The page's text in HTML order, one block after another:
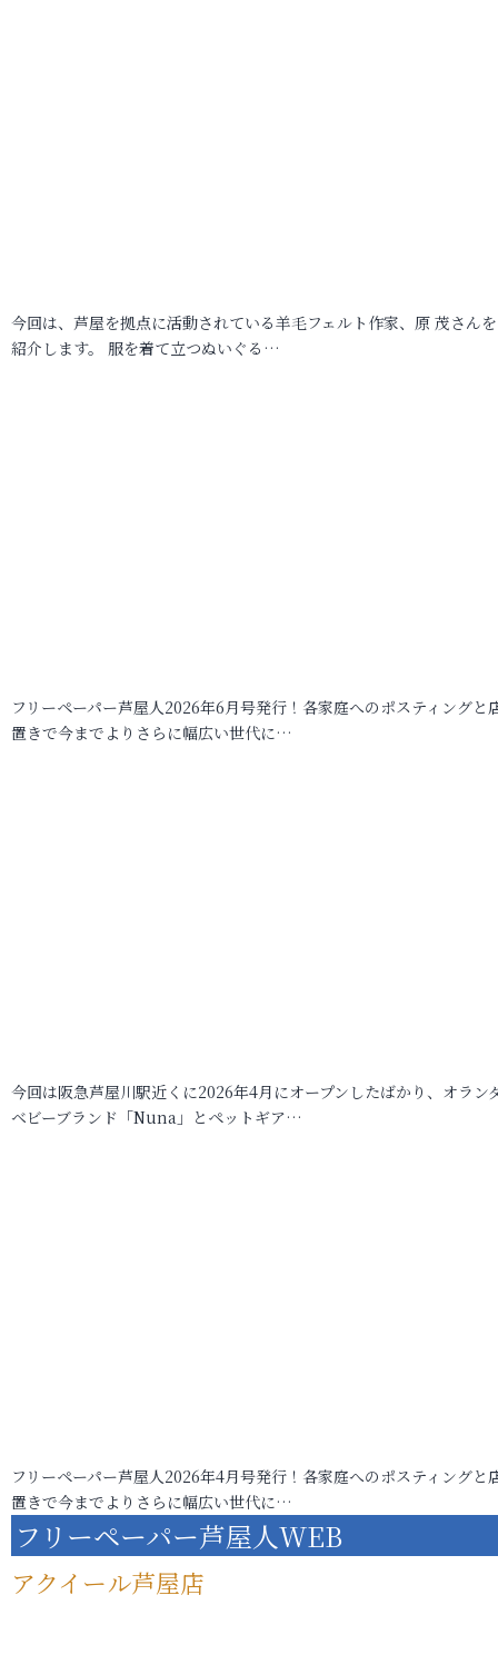
今回は、芦屋を拠点に活動されている羊毛フェルト作家、原 茂さん
紹介します。 服を着て立つぬいぐる…
フリーペーパー芦屋人2026年6月号発行！各家庭へのポスティングと
置きで今までよりさらに幅広い世代に…
今回は阪急芦屋川駅近くに2026年4月にオープンしたばかり、オラン
ベビーブランド「Nuna」とペットギア…
フリーペーパー芦屋人2026年4月号発行！各家庭へのポスティングと
置きで今までよりさらに幅広い世代に…
フリーペーパー芦屋人WEB
アクイール芦屋店